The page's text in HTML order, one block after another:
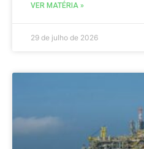
VER MATÉRIA »
29 de julho de 2026